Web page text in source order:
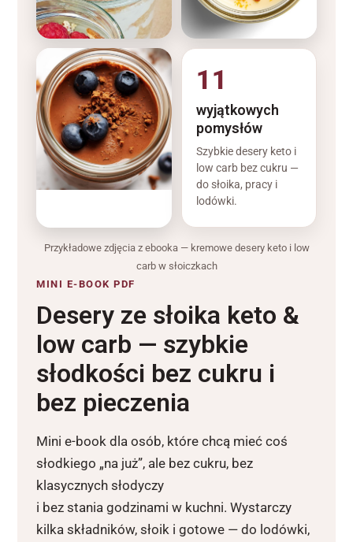
11
wyjątkowych
pomysłów
Szybkie desery keto i
low carb bez cukru —
do słoika, pracy i
lodówki.
Przykładowe zdjęcia z ebooka — kremowe desery keto i low
carb w słoiczkach
MINI E-BOOK PDF
Desery ze słoika keto &
low carb — szybkie
słodkości bez cukru i
bez pieczenia
Mini e-book dla osób, które chcą mieć coś
słodkiego „na już”, ale bez cukru, bez
klasycznych słodyczy
i bez stania godzinami w kuchni. Wystarczy
kilka składników, słoik i gotowe — do lodówki,